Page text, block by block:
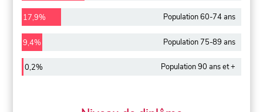
17,9% Population 60-74 ans
9,4% Population 75-89 ans
0,2% Population 90 ans et +